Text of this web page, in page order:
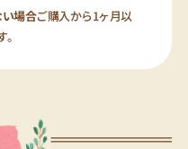
場合ご購入から1ヶ月以